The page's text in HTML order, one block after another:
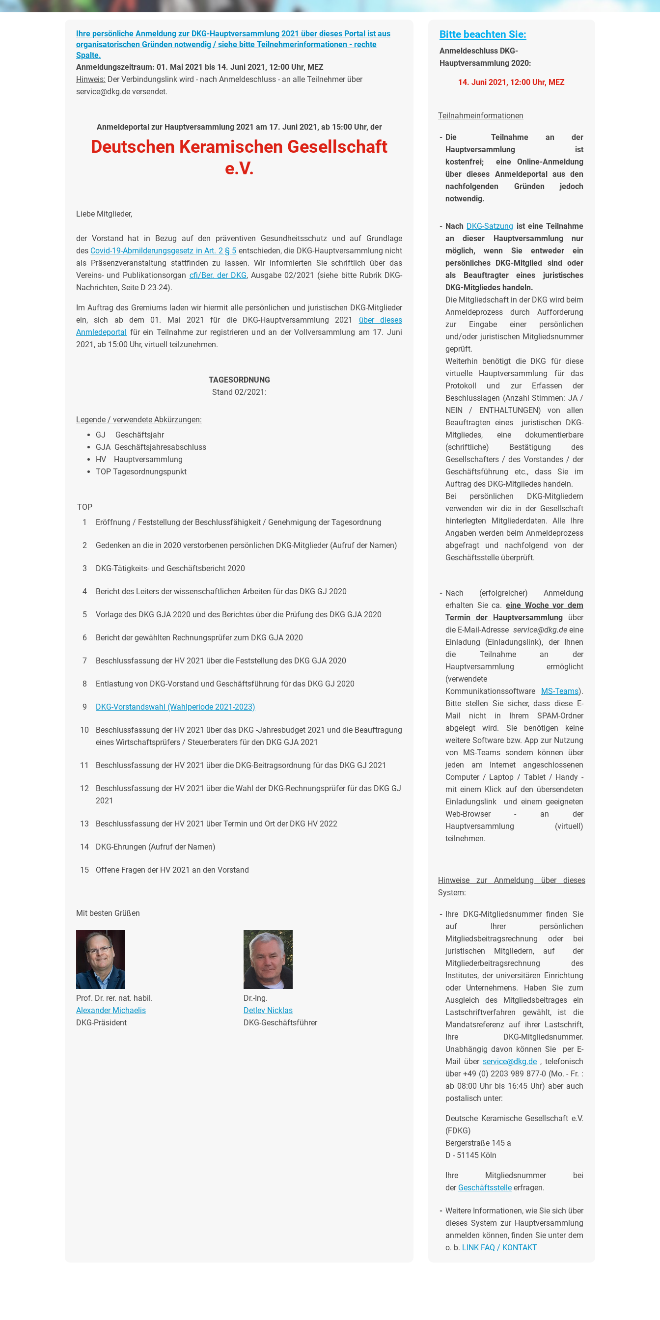
Ihre persönliche Anmeldung zur DKG-Hauptversammlung 2021 über dieses Portal ist aus
organisatorischen Gründen notwendig / siehe bitte Teilnehmerinformationen - rechte
Spalte.
Anmeldungszeitraum: 01. Mai 2021 bis 14. Juni 2021, 12:00 Uhr, MEZ
Hinweis: Der Verbindungslink wird - nach Anmeldeschluss - an alle Teilnehmer über
service@dkg.de versendet.
Anmeldeportal zur Hauptversammlung 2021 am 17. Juni 2021, ab 15:00 Uhr, der
Deutschen Keramischen Gesellschaft
e.V.
Liebe Mitglieder,
der Vorstand hat in Bezug auf den präventiven Gesundheitsschutz und auf Grundlage
des Covid-19-Abmilderungsgesetz in Art. 2 § 5 entschieden, die DKG-Hauptversammlung nicht
als Präsenzveranstaltung stattfinden zu lassen. Wir informierten Sie schriftlich über das
Vereins- und Publikationsorgan cfi/Ber. der DKG, Ausgabe 02/2021 (siehe bitte Rubrik DKG-
Nachrichten, Seite D 23-24).
Im Auftrag des Gremiums laden wir hiermit alle persönlichen und juristischen DKG-Mitglieder
ein, sich ab dem 01. Mai 2021 für die DKG-Hauptversammlung 2021 über dieses
Anmledeportal für ein Teilnahme zur registrieren und an der Vollversammlung am 17. Juni
2021, ab 15:00 Uhr, virtuell teilzunehmen.
TAGESORDNUNG
Stand 02/2021:
Legende / verwendete Abkürzungen:
GJ Geschäftsjahr
GJA Geschäftsjahresabschluss
HV Hauptversammlung
TOP Tagesordnungspunkt
TOP
1
Eröffnung / Feststellung der Beschlussfähigkeit / Genehmigung der Tagesordnung
2 Gedenken an die in 2020 verstorbenen persönlichen DKG-Mitglieder (Aufruf der Namen)
3 DKG-Tätigkeits- und Geschäftsbericht 2020
4 Bericht des Leiters der wissenschaftlichen Arbeiten für das DKG GJ 2020
5 Vorlage des DKG GJA 2020 und des Berichtes über die Prüfung des DKG GJA 2020
6 Bericht der gewählten Rechnungsprüfer zum DKG GJA 2020
7 Beschlussfassung der HV 2021 über die Feststellung des DKG GJA 2020
8 Entlastung von DKG-Vorstand und Geschäftsführung für das DKG GJ 2020
9 DKG-Vorstandswahl (Wahlperiode 2021-2023)
10
Beschlussfassung der HV 2021 über das DKG -Jahresbudget 2021 und die Beauftragung
eines Wirtschaftsprüfers / Steuerberaters für den DKG GJA 2021
11 Beschlussfassung der HV 2021 über die DKG-Beitragsordnung für das DKG GJ 2021
12
Beschlussfassung der HV 2021 über die Wahl der DKG-Rechnungsprüfer für das DKG GJ
2021
13 Beschlussfassung der HV 2021 über Termin und Ort der DKG HV 2022
14 DKG-Ehrungen (Aufruf der Namen)
15 Offene Fragen der HV 2021 an den Vorstand
Mit besten Grüßen
Prof. Dr. rer. nat. habil.
Alexander Michaelis
DKG-Präsident
Dr.-Ing.
Detlev Nicklas
DKG-Geschäftsführer
Bitte beachten Sie:
Anmeldeschluss DKG-
Hauptversammlung 2020:
14. Juni 2021, 12:00 Uhr, MEZ
Teilnahmeinformationen
- Die Teilnahme an der
Hauptversammlung ist
kostenfrei; eine Online-Anmeldung
über dieses Anmeldeportal aus den
nachfolgenden Gründen jedoch
notwendig.
- Nach DKG-Satzung ist eine Teilnahme
an dieser Hauptversammlung
nur
möglich, wenn Sie entweder ein
persönliches DKG-Mitglied sind oder
als Beauftragtereines juristisches
DKG-Mitgliedes handeln.
Die Mitgliedschaft in der DKG wird beim
Anmeldeprozess durch Aufforderung
zur Eingabe einer persönlichen
und/oder juristischen Mitgliedsnummer
geprüft.
Weiterhin benötigt die DKG für diese
virtuelle Hauptversammlung für das
Protokoll und zur Erfassen der
Beschlusslagen (Anzahl Stimmen: JA /
NEIN / ENTHALTUNGEN) von allen
Beauftragten eines juristischen DKG-
Mitgliedes, eine dokumentierbare
(schriftliche) Bestätigung des
Gesellschafters / des Vorstandes / der
Geschäftsführung etc., dass Sie im
Auftrag des DKG-Mitgliedes handeln.
Bei persönlichen DKG-Mitgliedern
verwenden wir die in der Gesellschaft
hinterlegten Mitgliederdaten. Alle Ihre
Angaben werden beim Anmeldeprozess
abgefragt und nachfolgend von der
Geschäftsstelle überprüft.
- Nach (erfolgreicher) Anmeldung
erhalten Sie ca. eine Woche vor dem
Termin der Hauptversammlung
über
die E-Mail-Adresse service@dkg.de eine
Einladung (Einladungslink), der Ihnen
die Teilnahme an der
Hauptversammlung ermöglicht
(verwendete
Kommunikationssoftware MS-Teams).
Bitte stellen Sie sicher, dass diese E-
Mail nicht in Ihrem SPAM-Ordner
abgelegt wird. Sie benötigen keine
weitere Software bzw. App zur Nutzung
von MS-Teams sondern können über
jeden am Internet angeschlossenen
Computer / Laptop / Tablet / Handy -
mit einem Klick auf den übersendeten
Einladungslink und einem geeigneten
Web-Browser - an der
Hauptversammlung (virtuell)
teilnehmen.
Hinweise zur Anmeldung über dieses
System:
- Ihre DKG-Mitgliedsnummer finden Sie
auf Ihrer persönlichen
Mitgliedsbeitragsrechnung oder bei
juristischen Mitgliedern, auf der
Mitgliederbeitragsrechnung des
Institutes, der universitären Einrichtung
oder Unternehmens. Haben Sie zum
Ausgleich des Mitgliedsbeitrages ein
Lastschriftverfahren gewählt, ist die
Mandatsreferenz auf ihrer Lastschrift,
Ihre DKG-Mitgliedsnummer.
Unabhängig davon können Sie per E-
Mail über service@dkg.de , telefonisch
über +49 (0) 2203 989 877-0 (Mo. - Fr. :
ab 08:00 Uhr bis 16:45 Uhr) aber auch
postalisch unter:
Deutsche Keramische Gesellschaft e.V.
(FDKG)
Bergerstraße 145 a
D - 51145 Köln
Ihre Mitgliedsnummer bei
der Geschäftsstelle erfragen.
- Weitere Informationen, wie Sie sich über
dieses System zur Hauptversammlung
anmelden können, finden Sie unter dem
o. b. LINK FAQ / KONTAKT